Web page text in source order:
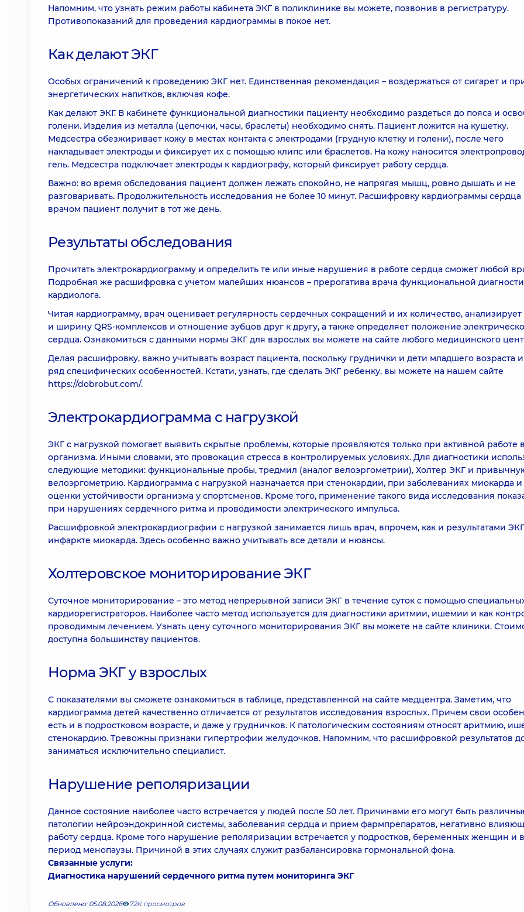
Напомним, что узнать режим работы кабинета ЭКГ в поликлинике вы можете, позвонив в регистратуру.
Противопоказаний для проведения кардиограммы в покое нет.
Как делают ЭКГ
Особых ограничений к проведению ЭКГ нет. Единственная рекомендация – воздержаться от сигарет и
энергетических напитков, включая кофе.
Как делают ЭКГ. В кабинете функциональной диагностики пациенту необходимо раздеться до пояса и
голени. Изделия из металла (цепочки, часы, браслеты) необходимо снять. Пациент ложится на кушетку.
Медсестра обезжиривает кожу в местах контакта с электродами (грудную клетку и голени), после чего
накладывает электроды и фиксирует их с помощью клипс или браслетов. На кожу наносится
гель. Медсестра подключает электроды к кардиографу, который фиксирует работу сердца.
Важно: во время обследования пациент должен лежать спокойно, не напрягая мышц, ровно дышать и не
разговаривать. Продолжительность исследования не более 10 минут. Расшифровку кардиограммы сердца
врачом пациент получит в тот же день.
Результаты обследования
Прочитать электрокардиограмму и определить те или иные нарушения в работе сердца сможет любой
Подробная же расшифровка с учетом малейших нюансов – прерогатива врача функциональной
кардиолога.
Читая кардиограмму, врач оценивает регулярность сердечных сокращений и их количество,
и ширину QRS-комплексов и отношение зубцов друг к другу, а также определяет положение
сердца. Ознакомиться с данными нормы ЭКГ для взрослых вы можете на сайте любого медицинского
Делая расшифровку, важно учитывать возраст пациента, поскольку груднички и дети младшего возраста
ряд специфических особенностей. Кстати, узнать, где сделать ЭКГ ребенку, вы можете на нашем сайте
https://dobrobut.com/.
Электрокардиограмма с нагрузкой
ЭКГ с нагрузкой помогает выявить скрытые проблемы, которые проявляются только при активной работе
организма. Иными словами, это провокация стресса в контролируемых условиях. Для диагностики
следующие методики: функциональные пробы, тредмил (аналог велоэргометрии), Холтер ЭКГ и
велоэргометрию. Кардиограмма с нагрузкой назначается при стенокардии, при заболеваниях миокарда и
оценки устойчивости организма у спортсменов. Кроме того, применение такого вида исследования
при нарушениях сердечного ритма и проводимости электрического импульса.
Расшифровкой электрокардиографии с нагрузкой занимается лишь врач, впрочем, как и результатами
инфаркте миокарда. Здесь особенно важно учитывать все детали и нюансы.
Холтеровское мониторирование ЭКГ
Суточное мониторирование – это метод непрерывной записи ЭКГ в течение суток с помощью
кардиорегистраторов. Наиболее часто метод используется для диагностики аритмии, ишемии и как
проводимым лечением. Узнать цену суточного мониторирования ЭКГ вы можете на сайте клиники.
доступна большинству пациентов.
Норма ЭКГ у взрослых
С показателями вы сможете ознакомиться в таблице, представленной на сайте медцентра. Заметим, что
кардиограмма детей качественно отличается от результатов исследования взрослых. Причем свои
есть и в подростковом возрасте, и даже у грудничков. К патологическим состояниям относят аритмию,
стенокардию. Тревожны признаки гипертрофии желудочков. Напомним, что расшифровкой результатов
заниматься исключительно специалист.
Нарушение реполяризации
Данное состояние наиболее часто встречается у людей после 50 лет. Причинами его могут быть
патологии нейроэндокринной системы, заболевания сердца и прием фармпрепаратов, негативно
работу сердца. Кроме того нарушение реполяризации встречается у подростков, беременных женщин и в
период менопаузы. Причиной в этих случаях служит разбалансировка гормональной фона.
Связанные услуги:
Диагностика нарушений сердечного ритма путем мониторинга ЭКГ
Обновлено: 05.08.2026 7.2К просмотров